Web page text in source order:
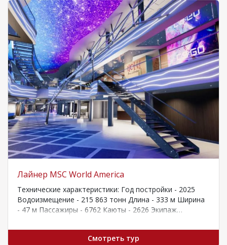
Лайнер MSC World America
Технические характеристики: Год постройки - 2025
Водоизмещение - 215 863 тонн Длина - 333 м Ширина
- 47 м Пассажиры - 6762 Каюты - 2626 Экипаж…
Смотреть тур